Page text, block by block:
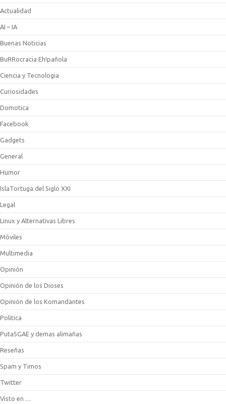
Actualidad
AI – IA
Buenas Noticias
BuRRocracia Eh!pañola
Ciencia y Tecnologia
Curiosidades
Domotica
Facebook
Gadgets
General
Humor
IslaTortuga del Siglo XXI
Legal
Linux y Alternativas Libres
Móviles
Multimedia
Opinión
Opinión de los Dioses
Opinión de los Komandantes
Politica
PutaSGAE y demas alimañas
Reseñas
Spam y Timos
Twitter
Visto en …